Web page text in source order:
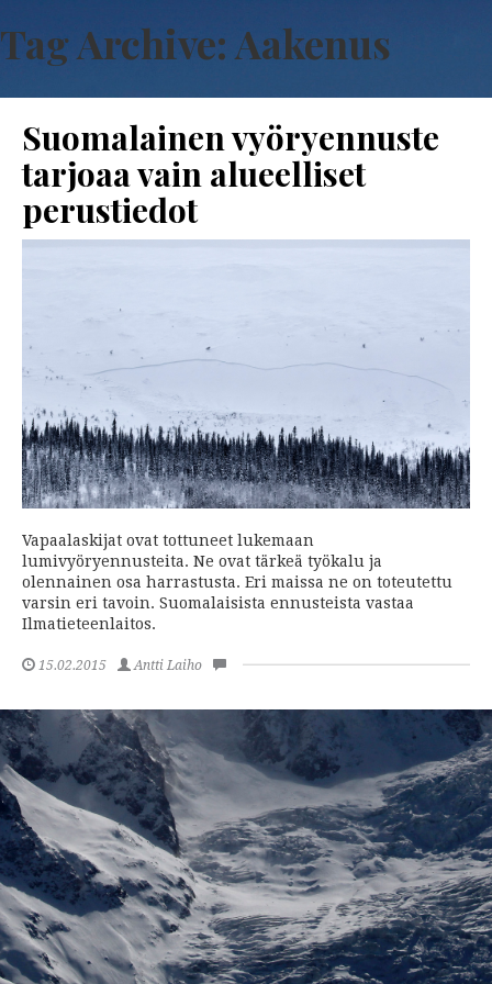
Tag Archive: Aakenus
Suomalainen vyöryennuste
tarjoaa vain alueelliset
perustiedot
Vapaalaskijat ovat tottuneet lukemaan
lumivyöryennusteita. Ne ovat tärkeä työkalu ja
olennainen osa harrastusta. Eri maissa ne on toteutettu
varsin eri tavoin. Suomalaisista ennusteista vastaa
Ilmatieteenlaitos.
15.02.2015 Antti Laiho